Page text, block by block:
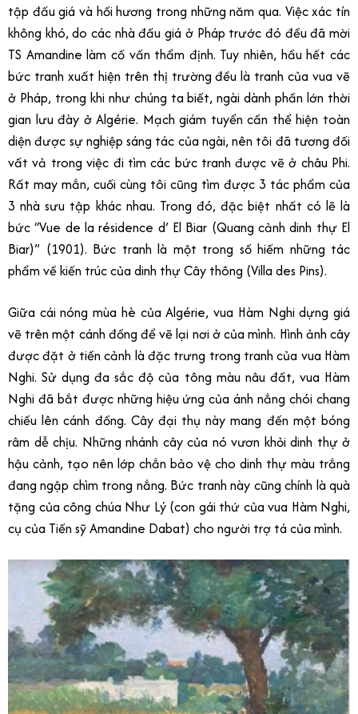
tập đấu giá và hồi hương trong những năm qua. Việc xác tín
không khó, do các nhà đấu giá ở Pháp trước đó đều đã mời
TS Amandine làm cố vấn thẩm định. Tuy nhiên, hầu hết các
bức tranh xuất hiện trên thị trường đều là tranh của vua vẽ
ở Pháp, trong khi như chúng ta biết, ngài dành phần lớn thời
gian lưu đày ở Algérie. Mạch giám tuyển cần thể hiện toàn
diện được sự nghiệp sáng tác của ngài, nên tôi đã tương đối
vất vả trong việc đi tìm các bức tranh được vẽ ở châu Phi.
Rất may mắn, cuối cùng tôi cũng tìm được 3 tác phẩm của
3 nhà sưu tập khác nhau. Trong đó, đặc biệt nhất có lẽ là
bức “Vue de la résidence d’ El Biar (Quang cảnh dinh thự El
Biar)” (1901). Bức tranh là một trong số hiếm những tác
phẩm về kiến trúc của dinh thự Cây thông (Villa des Pins).
Giữa cái nóng mùa hè của Algérie, vua Hàm Nghi dựng giá
vẽ trên một cánh đồng để vẽ lại nơi ở của mình. Hình ảnh cây
được đặt ở tiền cảnh là đặc trưng trong tranh của vua Hàm
Nghi. Sử dụng đa sắc độ của tông màu nâu đất, vua Hàm
Nghi đã bắt được những hiệu ứng của ánh nắng chói chang
chiếu lên cánh đồng. Cây đại thụ này mang đến một bóng
râm dễ chịu. Những nhánh cây của nó vươn khỏi dinh thự ở
hậu cảnh, tạo nên lớp chắn bảo vệ cho dinh thự màu trắng
đang ngập chìm trong nắng. Bức tranh này cũng chính là quà
tặng của công chúa Như Lý (con gái thứ của vua Hàm Nghi,
cụ của Tiến sỹ Amandine Dabat) cho người trợ tá của mình.